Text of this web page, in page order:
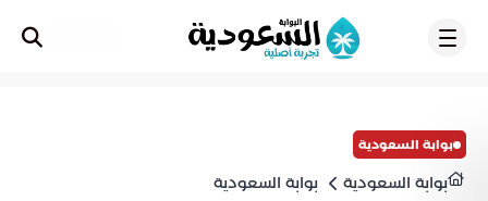
بوابة السعودية
بوابة السعودية بوابة السعودية